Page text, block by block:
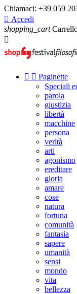
Chiamaci: +39 059
 Accedi
shopping_cart

  Paginette
Speciali
parola
giustizia
libertà
macchine
persona
verità
arti
agonismo
ereditare
gloria
amare
cose
natura
fortuna
comunità
fantasia
sapere
umanità
sensi
mondo
vita
bellezza